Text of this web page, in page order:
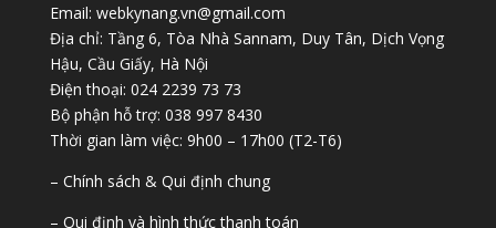
Email: webkynang.vn@gmail.com
Địa chỉ: Tầng 6, Tòa Nhà Sannam, Duy Tân, Dịch Vọng
Hậu, Cầu Giấy, Hà Nội
Điện thoại: 024 2239 73 73
Bộ phận hỗ trợ: 038 997 8430
Thời gian làm việc: 9h00 – 17h00 (T2-T6)
– Chính sách & Qui định chung
– Qui định và hình thức thanh toán